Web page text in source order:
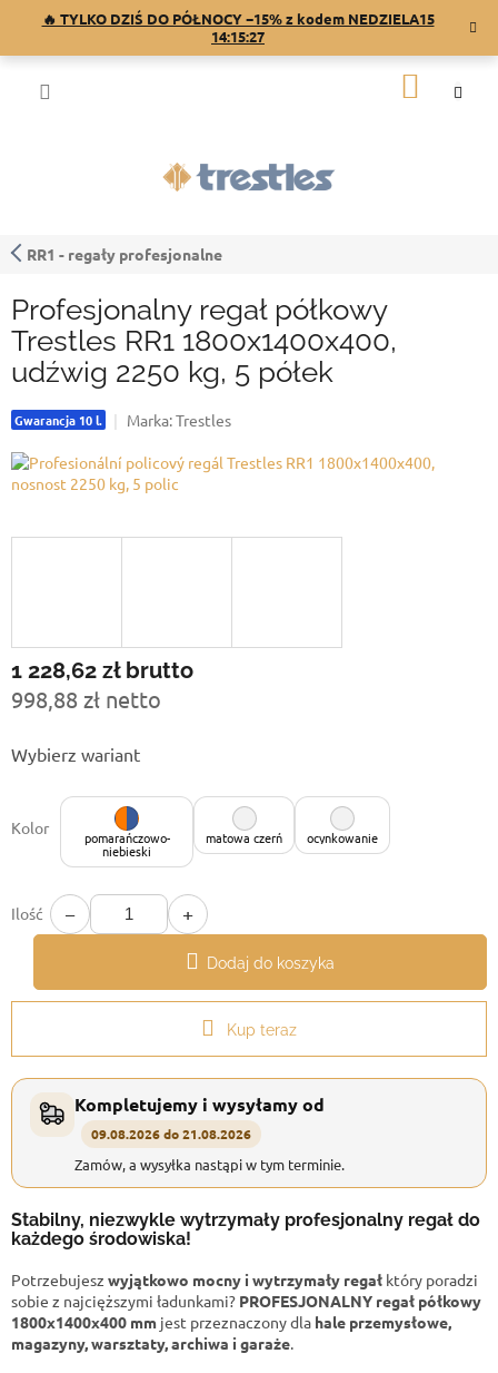
treści
🔥 TYLKO DZIŚ DO PÓŁNOCY −15% z kodem NEDZIELA15
14:15:27
RR1 - regały profesjonalne
Profesjonalny regał półkowy
Trestles RR1 1800x1400x400,
udźwig 2250 kg, 5 półek
Gwarancja 10 l. Marka:Trestles
1 228,62 złbrutto
998,88 zł netto
jednostkowa:
Wybierz wariant
Kolor pomarańczowo-
niebieski
matowa czerń ocynkowanie
Ilość − +
Dodaj do koszyka
Kup teraz
Kompletujemy i wysyłamy od
09.08.2026 do 21.08.2026
Zamów, a wysyłka nastąpi w tym terminie.
Stabilny, niezwykle wytrzymały profesjonalny regał do
każdego środowiska!
Potrzebujesz wyjątkowo mocny i wytrzymały regał który poradzi
sobie z najcięższymi ładunkami? PROFESJONALNY regał półkowy
1800x1400x400 mm jest przeznaczony dla hale przemysłowe,
magazyny, warsztaty, archiwa i garaże